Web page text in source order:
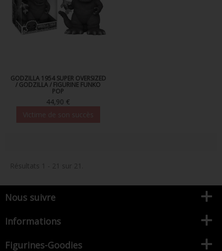
GODZILLA 1954 SUPER OVERSIZED
/ GODZILLA / FIGURINE FUNKO
POP
44,90 €
Résultats 1 - 21 sur 21.
Nous suivre
Informations
Figurines-Goodies